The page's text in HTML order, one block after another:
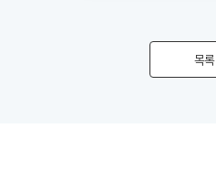
목록